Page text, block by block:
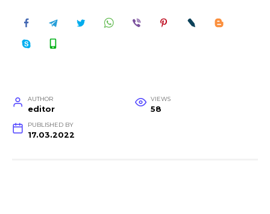
AUTHOR
editor
VIEWS
58
PUBLISHED BY
17.03.2022